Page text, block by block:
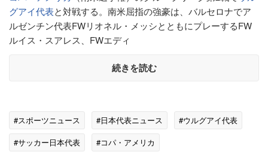
グアイ代表と対戦する。南米屈指の強豪は、バルセロナでア
ルゼンチン代表FWリオネル・メッシとともにプレーするFW
ルイス・スアレス、FWエディ
続きを読む
#スポーツニュース #日本代表ニュース
#ウルグアイ代表
#サッカー日本代表
#コパ・アメリカ